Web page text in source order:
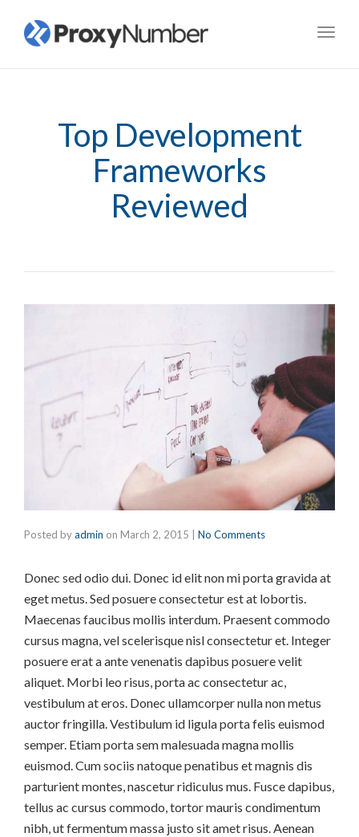
Top Development
Frameworks
Reviewed
Posted byadmin on March 2, 2015 No Comments
Donec sed odio dui. Donec id elit non mi porta gravida at
eget metus. Sed posuere consectetur est at lobortis.
Maecenas faucibus mollis interdum. Praesent commodo
cursus magna, vel scelerisque nisl consectetur et. Integer
posuere erat a ante venenatis dapibus posuere velit
aliquet. Morbi leo risus, porta ac consectetur ac,
vestibulum at eros. Donec ullamcorper nulla non metus
auctor fringilla. Vestibulum id ligula porta felis euismod
semper. Etiam porta sem malesuada magna mollis
euismod. Cum sociis natoque penatibus et magnis dis
parturient montes, nascetur ridiculus mus. Fusce dapibus,
tellus ac cursus commodo, tortor mauris condimentum
nibh, ut fermentum massa justo sit amet risus. Aenean